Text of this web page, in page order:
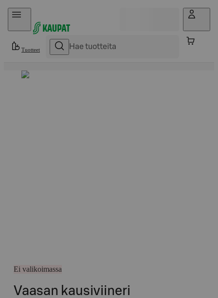
Hyppää sisältöön
Tuotteet
Ei valikoimassa
Vaasan kausiviineri